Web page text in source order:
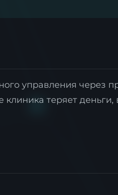
управления через
клиника теряет